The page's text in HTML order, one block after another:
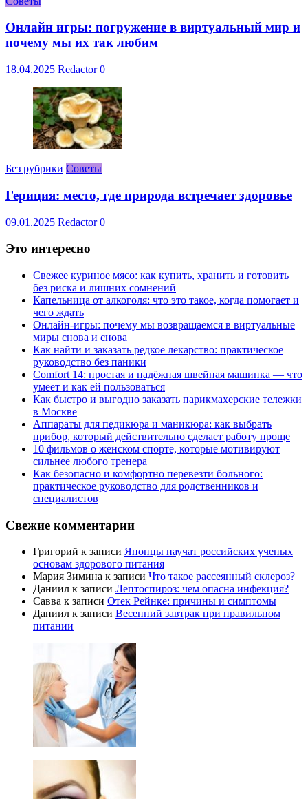
Онлайн игры: погружение в виртуальный мир и
почему мы их так любим
18.04.2025 Redactor 0
Без рубрики Советы
Гериция: место, где природа встречает здоровье
09.01.2025 Redactor 0
Это интересно
Свежее куриное мясо: как купить, хранить и готовить
без риска и лишних сомнений
Капельница от алкоголя: что это такое, когда помогает и
чего ждать
Онлайн-игры: почему мы возвращаемся в виртуальные
миры снова и снова
Как найти и заказать редкое лекарство: практическое
руководство без паники
Comfort 14: простая и надёжная швейная машинка — что
умеет и как ей пользоваться
Как быстро и выгодно заказать парикмахерские тележки
в Москве
Аппараты для педикюра и маникюра: как выбрать
прибор, который действительно сделает работу проще
10 фильмов о женском спорте, которые мотивируют
сильнее любого тренера
Как безопасно и комфортно перевезти больного:
практическое руководство для родственников и
специалистов
Свежие комментарии
Григорий к записи Японцы научат российских ученых
основам здорового питания
Мария Зимина к записи Что такое рассеянный склероз?
Даниил к записи Лептоспироз: чем опасна инфекция?
Савва к записи Отек Рейнке: причины и симптомы
Даниил к записи Весенний завтрак при правильном
питании